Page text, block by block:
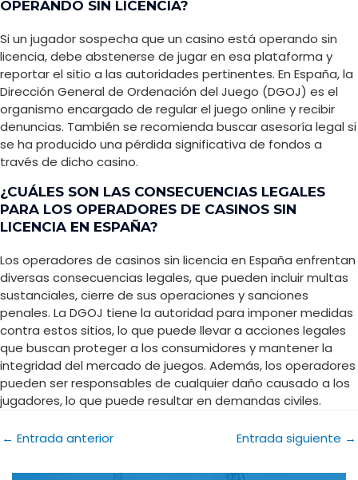
OPERANDO SIN LICENCIA?
Si un jugador sospecha que un casino está operando sin
licencia, debe abstenerse de jugar en esa plataforma y
reportar el sitio a las autoridades pertinentes. En España, la
Dirección General de Ordenación del Juego (DGOJ) es el
organismo encargado de regular el juego online y recibir
denuncias. También se recomienda buscar asesoría legal si
se ha producido una pérdida significativa de fondos a
través de dicho casino.
¿CUÁLES SON LAS CONSECUENCIAS LEGALES
PARA LOS OPERADORES DE CASINOS SIN
LICENCIA EN ESPAÑA?
Los operadores de casinos sin licencia en España enfrentan
diversas consecuencias legales, que pueden incluir multas
sustanciales, cierre de sus operaciones y sanciones
penales. La DGOJ tiene la autoridad para imponer medidas
contra estos sitios, lo que puede llevar a acciones legales
que buscan proteger a los consumidores y mantener la
integridad del mercado de juegos. Además, los operadores
pueden ser responsables de cualquier daño causado a los
jugadores, lo que puede resultar en demandas civiles.
← Entrada anterior Entrada siguiente →